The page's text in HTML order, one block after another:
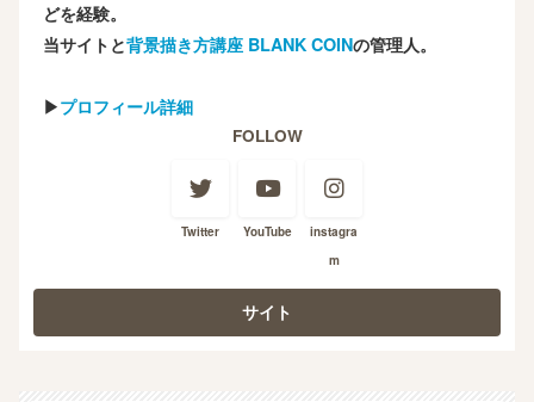
どを経験。
当サイトと背景描き方講座 BLANK COINの管理人。
▶プロフィール詳細
FOLLOW
Twitter YouTube
instagra
m